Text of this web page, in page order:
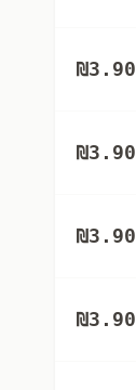
₪3.90
₪3.90
₪3.90
₪3.90